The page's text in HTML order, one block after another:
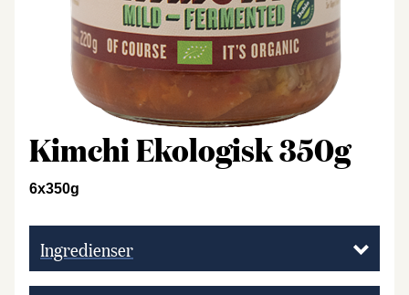
Kimchi Ekologisk 350g
6x350g
Ingredienser